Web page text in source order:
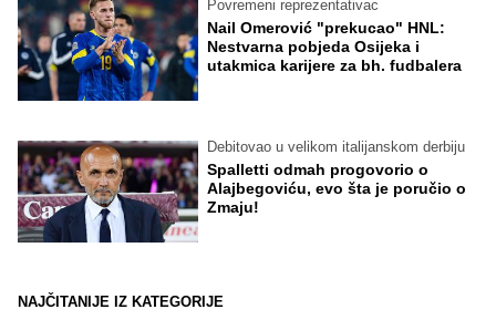
Povremeni reprezentativac
Nail Omerović "prekucao" HNL:
Nestvarna pobjeda Osijeka i
utakmica karijere za bh. fudbalera
Debitovao u velikom italijanskom derbiju
Spalletti odmah progovorio o
Alajbegoviću, evo šta je poručio o
Zmaju!
NAJČITANIJE IZ KATEGORIJE